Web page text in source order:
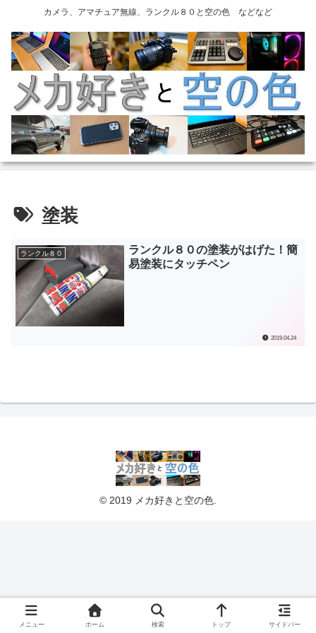
カメラ、アマチュア無線、ランクル８０と空の色 などなど
塗装
ランクル８０
ランクル８０の塗装がはげた！簡
易塗装にタッチペン
2019.04.24
© 2019 メカ好きと空の色.
メニュー ホーム 検索 トップ サイドバー